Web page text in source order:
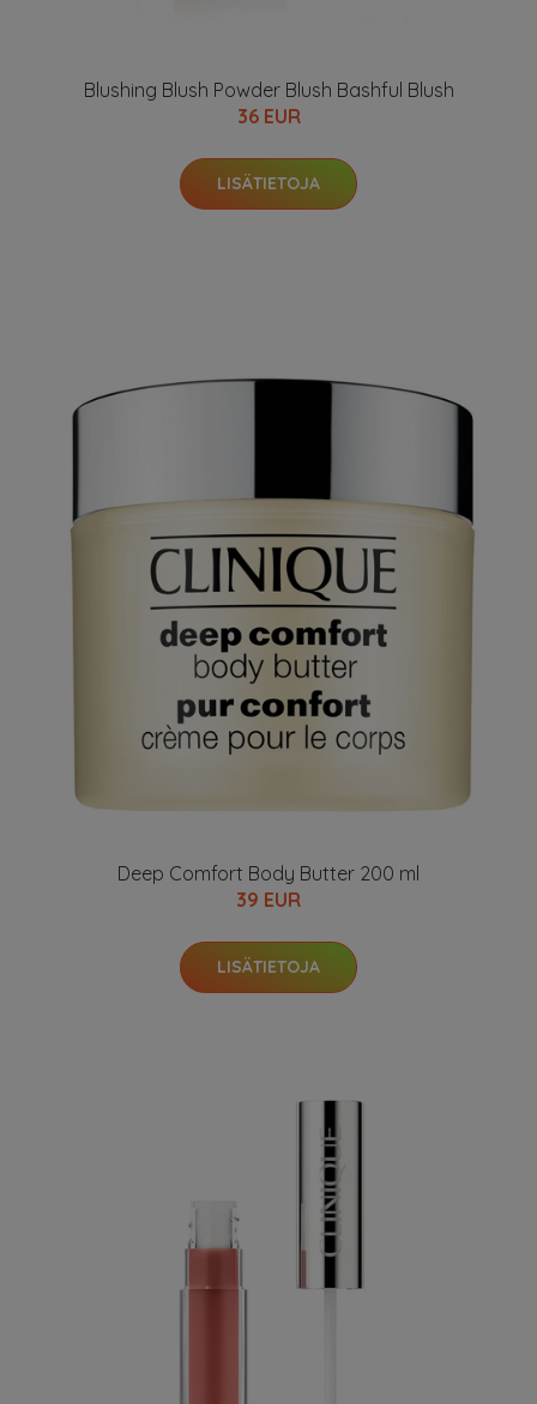
Blushing Blush Powder Blush Bashful Blush
36 EUR
LISÄTIETOJA
Deep Comfort Body Butter 200 ml
39 EUR
LISÄTIETOJA